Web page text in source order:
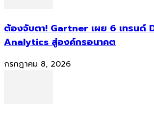
ต้องจับตา! Gartner เผย 6 เทรนด์
Analytics สู่องค์กรอนาคต
กรกฎาคม 8, 2026